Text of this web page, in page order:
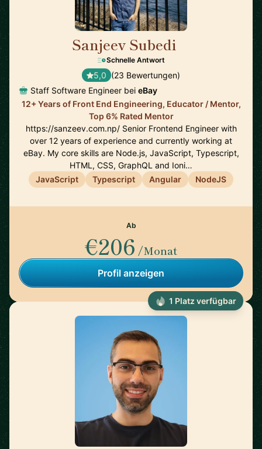
Sanjeev Subedi
Schnelle Antwort
5,0 (23 Bewertungen)
Staff Software Engineer bei eBay
12+ Years of Front End Engineering, Educator / Mentor,
Top 6% Rated Mentor
https://sanzeev.com.np/ Senior Frontend Engineer with
over 12 years of experience and currently working at
eBay. My core skills are Node.js, JavaScript, Typescript,
HTML, CSS, GraphQL and Ioni…
JavaScript
Typescript Angular NodeJS
Ab
€206 /Monat
Profil anzeigen
1 Platz verfügbar